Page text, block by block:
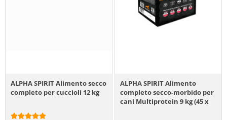
ALPHA SPIRIT Alimento secco
completo per cuccioli 12 kg
ALPHA SPIRIT Alimento
completo secco-morbido per
cani Multiprotein 9 kg (45 x